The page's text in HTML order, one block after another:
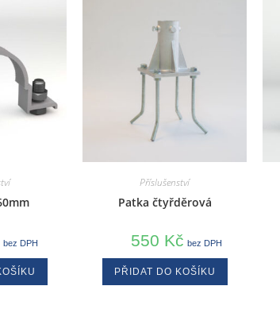
bez DPH
Příslušenství
Patka čtyřděrová
550 Kč bez DPH
PŘIDAT DO KOŠÍKU